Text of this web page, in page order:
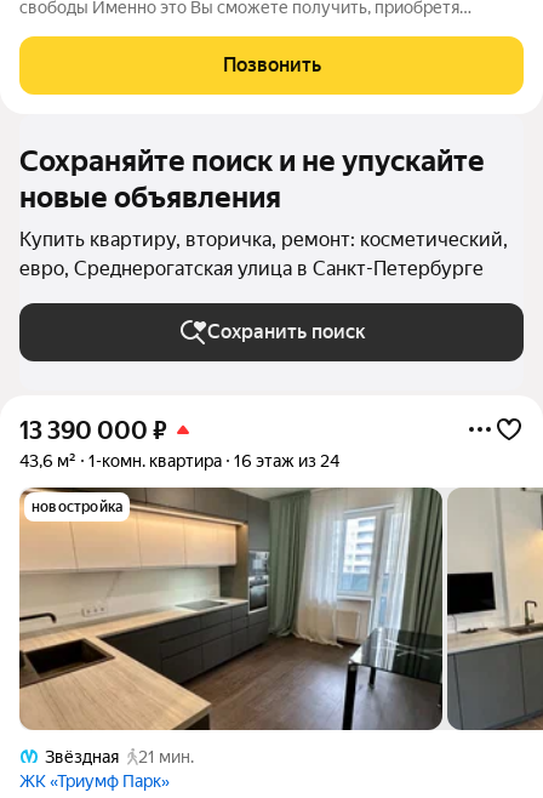
свободы Именно это Вы сможете получить, приобретя
(престижный Московский район). В квартире сделан
качественный ремонт, в котором безупречно
Позвонить
Сохраняйте поиск и не упускайте
новые объявления
Купить квартиру, вторичка, ремонт: косметический,
евро, Среднерогатская улица в Санкт-Петербурге
Сохранить поиск
13 390 000 ₽
43,6 м² 1-комн. квартира 16 этаж из 24
новостройка
Звёздная
21 мин.
ЖК «Триумф Парк»